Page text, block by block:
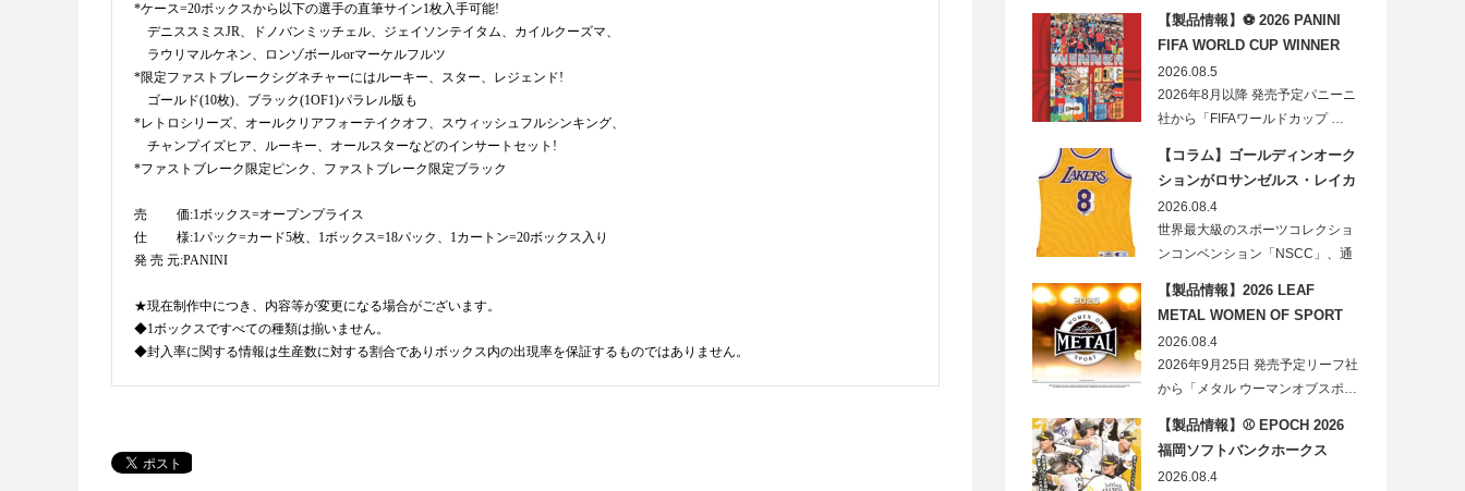
*ケース=20ボックスから以下の選手の直筆サイン1枚入手可能!
デニススミスJR、ドノバンミッチェル、ジェイソンテイタム、カイルクーズマ、
ラウリマルケネン、ロンゾボールorマーケルフルツ
*限定ファストブレークシグネチャーにはルーキー、スター、レジェンド!
ゴールド(10枚)、ブラック(1OF1)パラレル版も
*レトロシリーズ、オールクリアフォーテイクオフ、スウィッシュフルシンキング、
チャンプイズヒア、ルーキー、オールスターなどのインサートセット!
*ファストブレーク限定ピンク、ファストブレーク限定ブラック
売 価:1ボックス=オープンプライス
仕 様:1パック=カード5枚、1ボックス=18パック、1カートン=20ボックス入り
発 売 元:PANINI
★現在制作中につき、内容等が変更になる場合がございます。
◆1ボックスですべての種類は揃いません。
◆封入率に関する情報は生産数に対する割合でありボックス内の出現率を保証するものではありません。
【製品情報】⚽ 2026 PANINI
FIFA WORLD CUP WINNER
STICKER POSTER
2026.08.5
2026年8月以降 発売予定パニーニ
社から「FIFAワールドカップ …
【コラム】ゴールディンオーク
ションがロサンゼルス・レイカ
ーズのオフィシャルオークショ
ンスポンサーに！
2026.08.4
世界最大級のスポーツコレクショ
ンコンベンション「NSCC」、通
【製品情報】2026 LEAF
METAL WOMEN OF SPORT
HOBBY
2026.08.4
2026年9月25日 発売予定リーフ社
から「メタル ウーマンオブスポ…
【製品情報】⚾ EPOCH 2026
福岡ソフトバンクホークス
STARS&LEGENDS ベースボー
2026.08.4